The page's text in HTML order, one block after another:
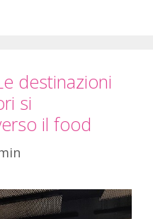
destinazioni
si
il food